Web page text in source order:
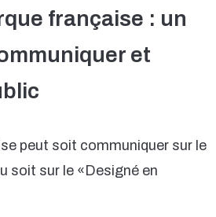
française : un
et
peut soit communiquer sur le
soit sur le «Designé en